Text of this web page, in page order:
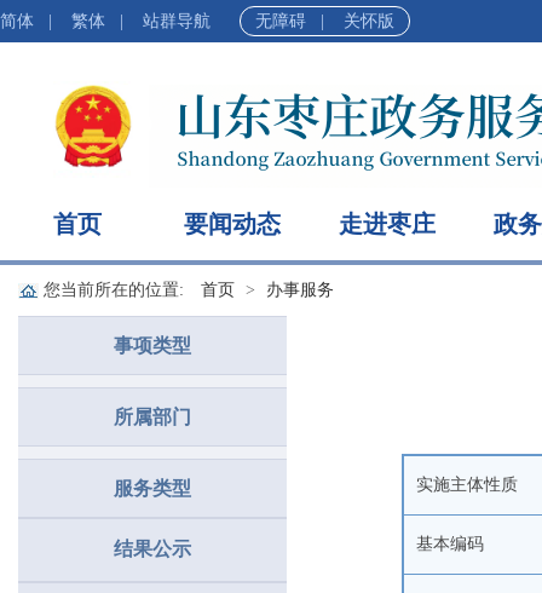
简体 繁体 站群导航 无障碍 关怀版
首页 要闻动态 走进枣庄 政
您当前所在的位置: 首页 办事服务
事项类型
所属部门
服务类型
结果公示
实施主体性质
基本编码